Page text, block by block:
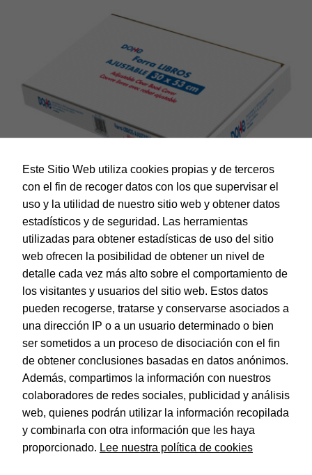
Dohe – Caja de 100 cubiertas protectoras de libros y
cuadernos – 53 x 30 cm
EAN: 8421938914351
© Dohe - Camino de Madrid, 14
28970 • Humanes de Madrid (Madrid)
ESPAÑA
Este Sitio Web utiliza cookies propias y de terceros
con el fin de recoger datos con los que supervisar el
uso y la utilidad de nuestro sitio web y obtener datos
estadísticos y de seguridad. Las herramientas
utilizadas para obtener estadísticas de uso del sitio
web ofrecen la posibilidad de obtener un nivel de
detalle cada vez más alto sobre el comportamiento de
los visitantes y usuarios del sitio web. Estos datos
pueden recogerse, tratarse y conservarse asociados a
una dirección IP o a un usuario determinado o bien
ser sometidos a un proceso de disociación con el fin
de obtener conclusiones basadas en datos anónimos.
Además, compartimos la información con nuestros
colaboradores de redes sociales, publicidad y análisis
web, quienes podrán utilizar la información recopilada
y combinarla con otra información que les haya
proporcionado. Lee nuestra política de cookies